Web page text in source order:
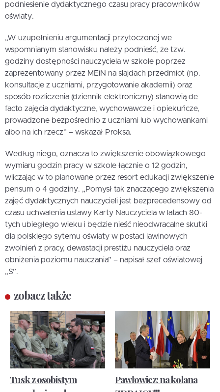
podniesienie dydaktycznego czasu pracy pracowników
oświaty.
„W uzupełnieniu argumentacji przytoczonej we
wspomnianym stanowisku należy podnieść, że tzw.
godziny dostępności nauczyciela w szkole poprzez
zaprezentowany przez MEiN na slajdach przedmiot (np.
konsultacje z uczniami, przygotowanie akademii) oraz
sposób rozliczenia (dziennik elektroniczny) stanowią de
facto zajęcia dydaktyczne, wychowawcze i opiekuńcze,
prowadzone bezpośrednio z uczniami lub wychowankami
albo na ich rzecz” – wskazał Proksa.
Według niego, oznacza to zwiększenie obowiązkowego
wymiaru godzin pracy w szkole łącznie o 12 godzin,
wliczając w to planowane przez resort edukacji zwiększenie
pensum o 4 godziny. „Pomysł tak znaczącego zwiększenia
zajęć dydaktycznych nauczycieli jest bezprecedensowy od
czasu uchwalenia ustawy Karty Nauczyciela w latach 80-
tych ubiegłego wieku i będzie nieść nieodwracalne skutki
dla polskiego sytemu oświaty w postaci lawinowych
zwolnień z pracy, dewastacji prestiżu nauczyciela oraz
obniżenia poziomu nauczania” – napisał szef oświatowej
„S”.
zobacz także
Tusk z osobistym
Pawłowicz: na kolana